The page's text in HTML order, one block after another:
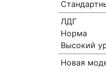
ЛДГ
Норма
Высокий
Новая